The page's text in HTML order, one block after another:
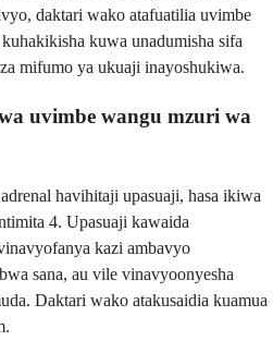
daktari wako atafuatilia uvimbe
kuwa unadumisha sifa
mifumo ya ukuaji inayoshukiwa.
uvimbe wangu mzuri wa
havihitaji upasuaji, hasa ikiwa
4. Upasuaji kawaida
kazi ambavyo
sana, au vile vinavyoonyesha
Daktari wako atakusaidia kuamua